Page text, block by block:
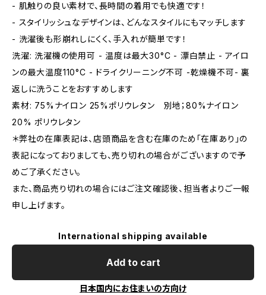
- 肌触りの良い素材で、長時間の着用でも快適です！
- スタイリッシュなデザインは、どんなスタイルにもマッチします
- 洗濯後も形崩れしにくく、手入れが簡単です！
洗濯: 洗濯機の使用可 - 温度は最大30°C - 漂白禁止 - アイロ
ンの最大温度110°C - ドライクリーニング不可 -乾燥機不可- 裏
返しに洗うことをおすすめします
素材: 75%ナイロン 25%ポリウレタン 別地；80%ナイロン
20% ポリウレタン
＊弊社の在庫表記は、店頭商品を含む在庫のため「在庫あり」の
表記になっておりましても、売り切れの場合がございますので予
めご了承ください。
また、商品売り切れの場合にはご注文確認後、担当者よりご一報
申し上げます。
International shipping available
Add to cart
日本国内にお住まいの方向け